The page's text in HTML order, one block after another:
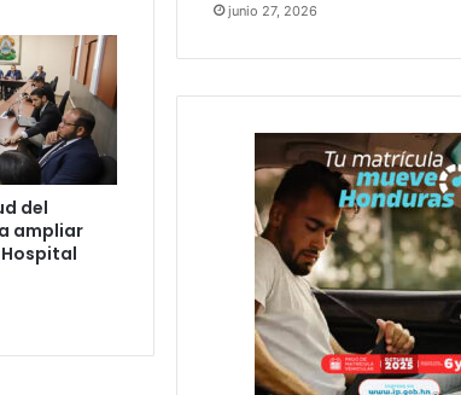
del
ampliar
junio 27, 2026